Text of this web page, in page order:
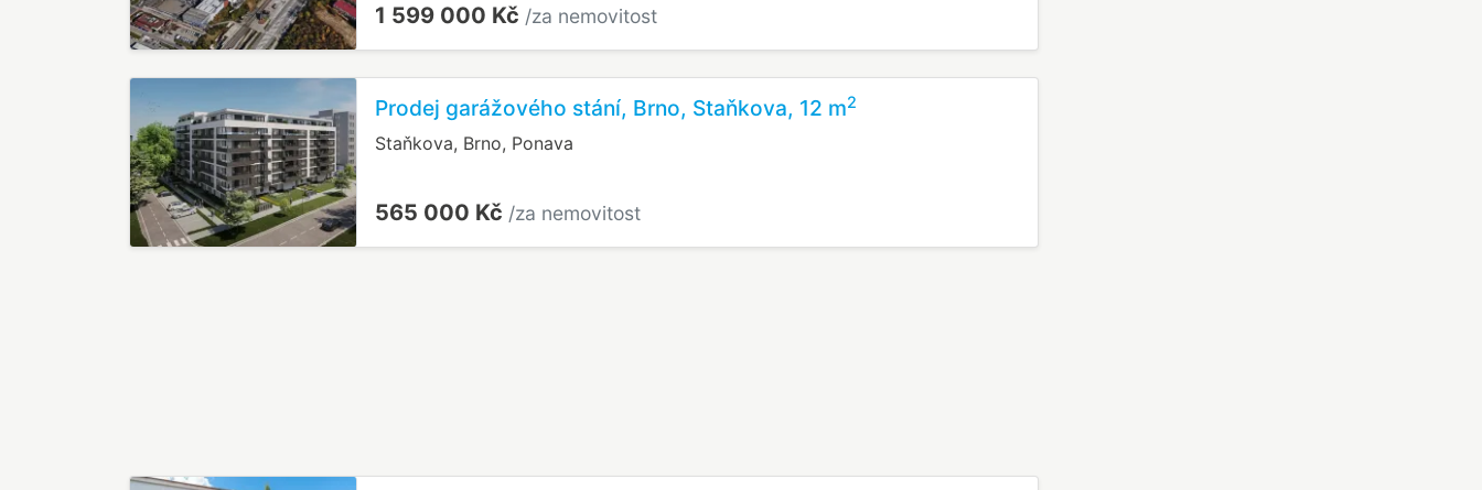
1 599 000 Kč /za nemovitost
Prodej garážového stání, Brno, Staňkova, 12 m2
Staňkova, Brno, Ponava
565 000 Kč /za nemovitost